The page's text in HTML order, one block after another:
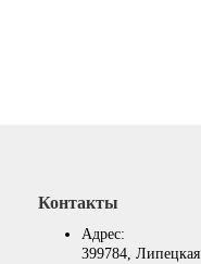
Контакты
Адрес:
399784,